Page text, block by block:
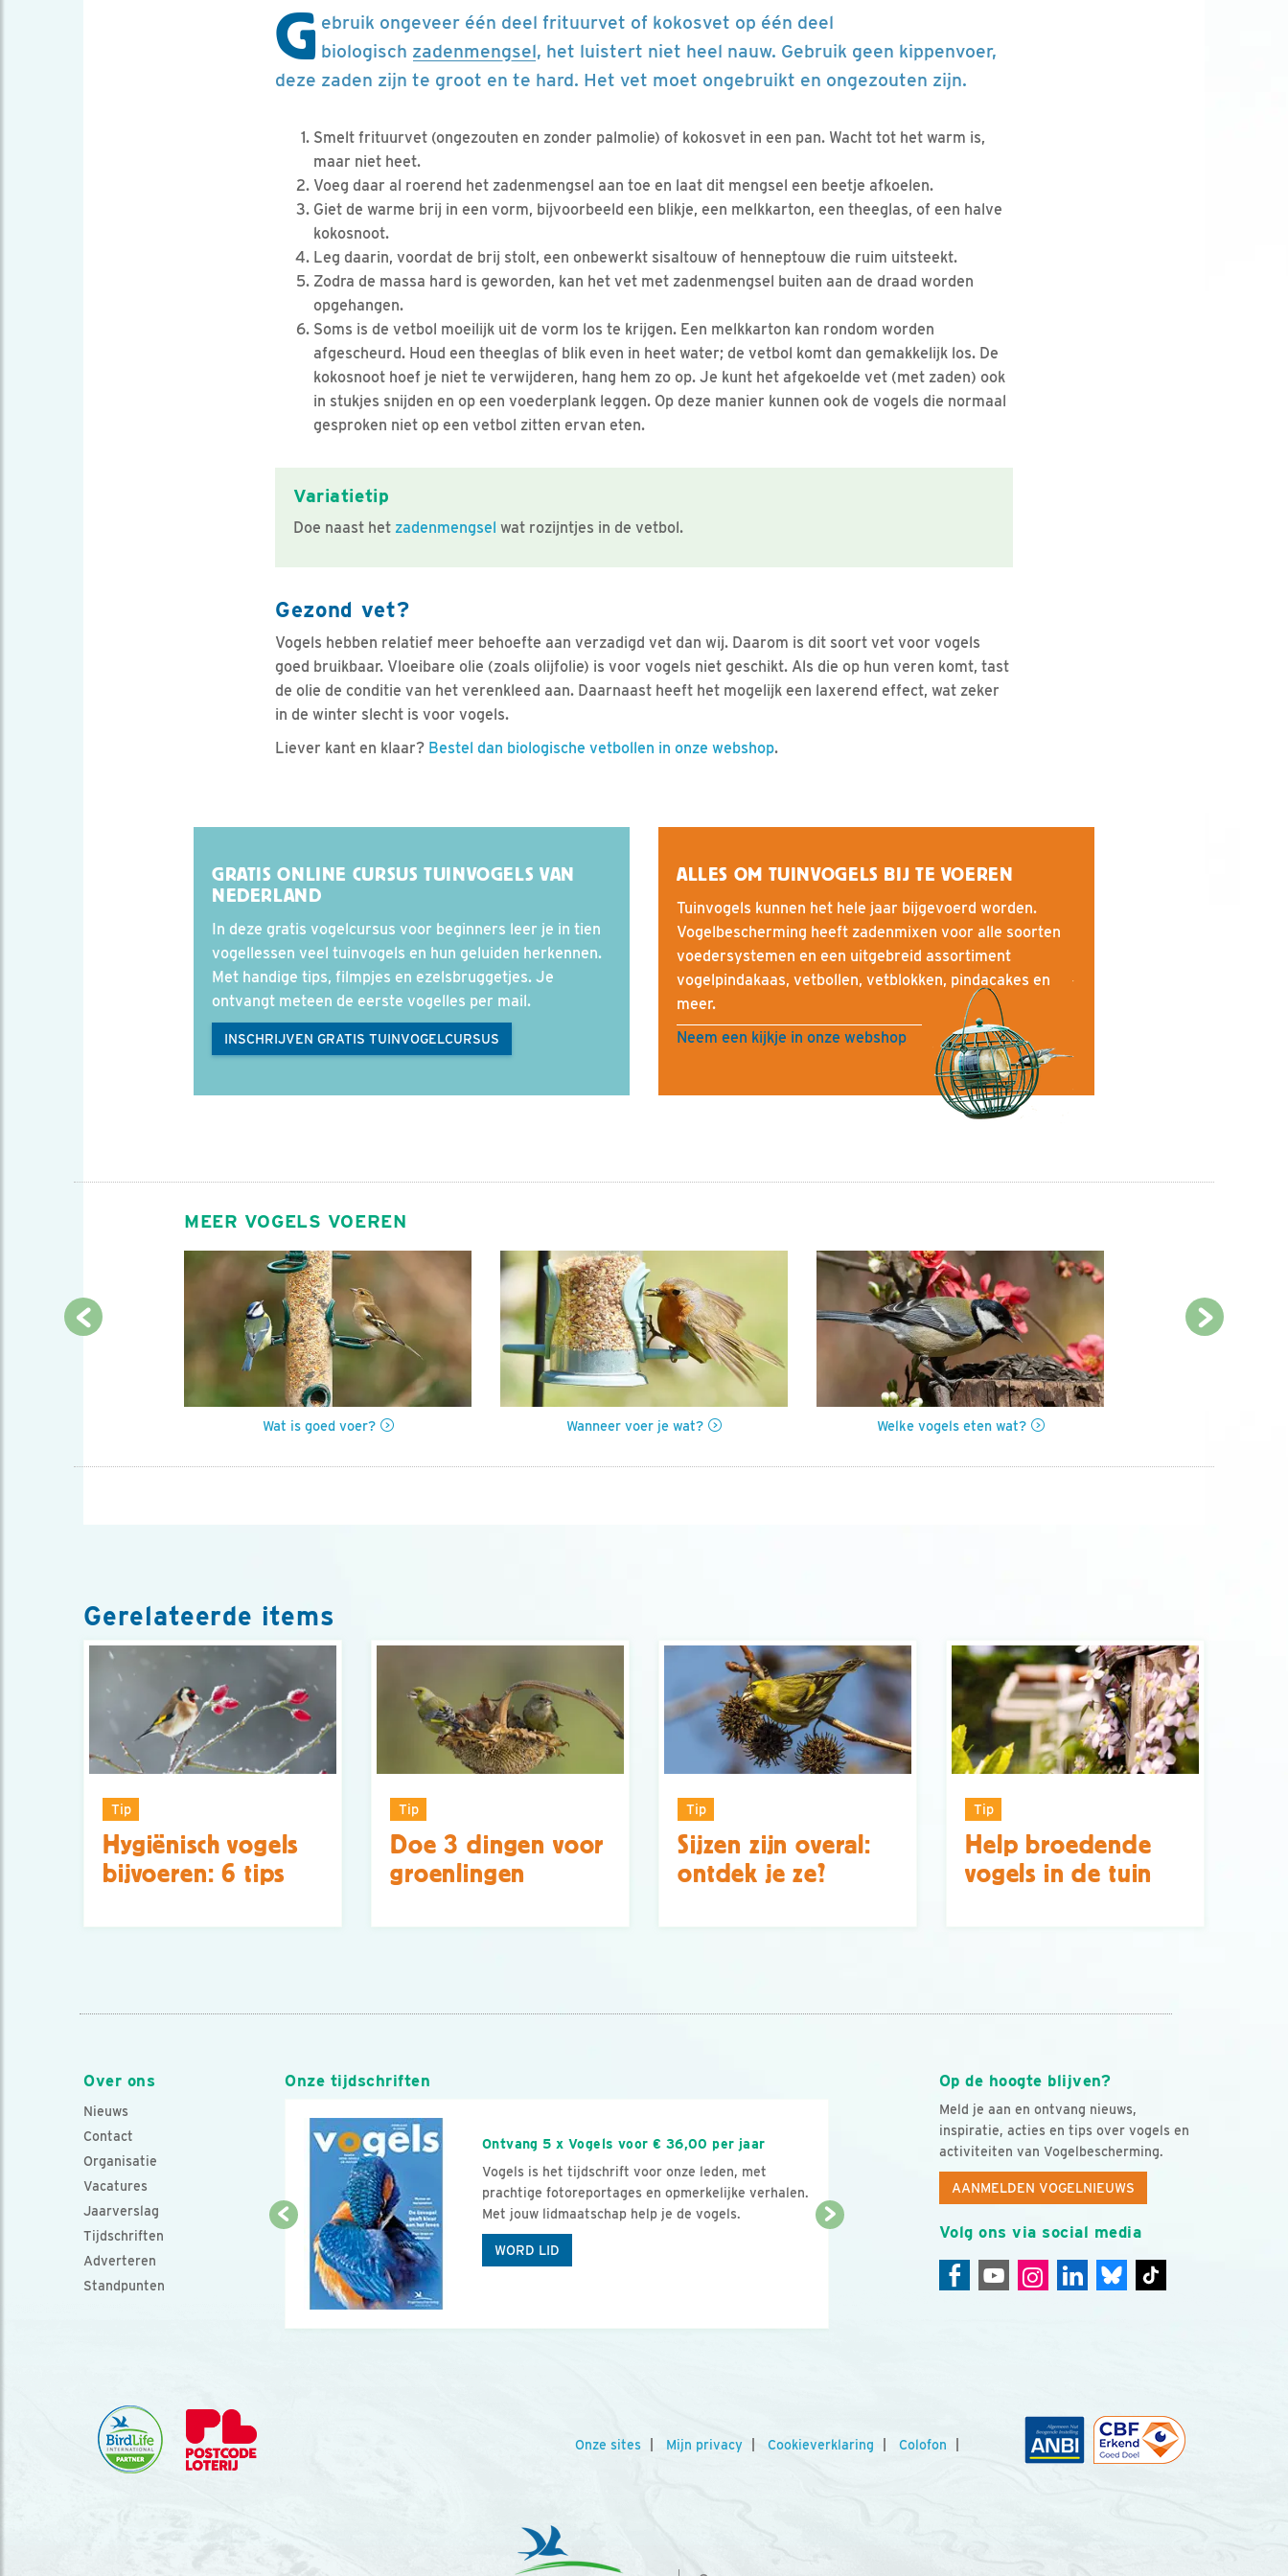
G ebruik ongeveer één deel frituurvet of kokosvet op één deel
biologisch zadenmengsel, het luistert niet heel nauw. Gebruik geen kippenvoer,
deze zaden zijn te groot en te hard. Het vet moet ongebruikt en ongezouten zijn.
Smelt frituurvet (ongezouten en zonder palmolie) of kokosvet in een pan. Wacht tot het warm is,
maar niet heet.
Voeg daar al roerend het zadenmengsel aan toe en laat dit mengsel een beetje afkoelen.
Giet de warme brij in een vorm, bijvoorbeeld een blikje, een melkkarton, een theeglas, of een halve
kokosnoot.
Leg daarin, voordat de brij stolt, een onbewerkt sisaltouw of henneptouw die ruim uitsteekt.
Zodra de massa hard is geworden, kan het vet met zadenmengsel buiten aan de draad worden
opgehangen.
Soms is de vetbol moeilijk uit de vorm los te krijgen. Een melkkarton kan rondom worden
afgescheurd. Houd een theeglas of blik even in heet water; de vetbol komt dan gemakkelijk los. De
kokosnoot hoef je niet te verwijderen, hang hem zo op. Je kunt het afgekoelde vet (met zaden) ook
in stukjes snijden en op een voederplank leggen. Op deze manier kunnen ook de vogels die normaal
gesproken niet op een vetbol zitten ervan eten.
Variatietip
Doe naast het zadenmengsel wat rozijntjes in de vetbol.
Gezond vet?
Vogels hebben relatief meer behoefte aan verzadigd vet dan wij. Daarom is dit soort vet voor vogels
goed bruikbaar. Vloeibare olie (zoals olijfolie) is voor vogels niet geschikt. Als die op hun veren komt, tast
de olie de conditie van het verenkleed aan. Daarnaast heeft het mogelijk een laxerend effect, wat zeker
in de winter slecht is voor vogels.
Liever kant en klaar? Bestel dan biologische vetbollen in onze webshop.
GRATIS ONLINE CURSUS TUINVOGELS VAN
NEDERLAND
In deze gratis vogelcursus voor beginners leer je in tien
vogellessen veel tuinvogels en hun geluiden herkennen.
Met handige tips, filmpjes en ezelsbruggetjes. Je
ontvangt meteen de eerste vogelles per mail.
INSCHRIJVEN GRATIS TUINVOGELCURSUS
ALLES OM TUINVOGELS BIJ TE VOEREN
Tuinvogels kunnen het hele jaar bijgevoerd worden.
Vogelbescherming heeft zadenmixen voor alle soorten
voedersystemen en een uitgebreid assortiment
vogelpindakaas, vetbollen, vetblokken, pindacakes en
meer.
Neem een kijkje in onze webshop
MEER VOGELS VOEREN
Wat is goed voer? Wanneer voer je wat? Welke vogels eten wat?
Gerelateerde items
Tip
Hygiënisch vogels
bijvoeren: 6 tips
Tip
Doe 3 dingen voor
groenlingen
Tip
Sijzen zijn overal:
ontdek je ze?
Tip
Help broedende
vogels in de tuin
Over ons
Nieuws
Contact
Organisatie
Vacatures
Jaarverslag
Tijdschriften
Adverteren
Standpunten
Op de hoogte blijven?
Meld je aan en ontvang nieuws,
inspiratie, acties en tips over vogels en
activiteiten van Vogelbescherming.
AANMELDEN VOGELNIEUWS
Volg ons via social media
Onze tijdschriften
Ontvang 5 x Vogels voor € 36,00 per jaar
Vogels is het tijdschrift voor onze leden, met
prachtige fotoreportages en opmerkelijke verhalen.
Met jouw lidmaatschap help je de vogels.
WORD LID
Onze sites Mijn privacy Cookieverklaring Colofon